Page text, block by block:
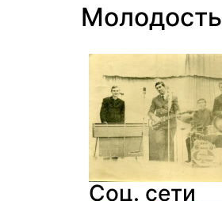
Молодость
Соц. сети